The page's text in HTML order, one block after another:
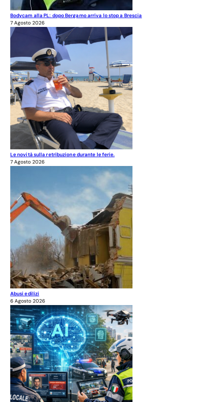
Bodycam alla PL: dopo Bergamo arriva lo stop a Brescia
7 Agosto 2026
Le novità sulla retribuzione durante le ferie.
7 Agosto 2026
Abusi edilizi
6 Agosto 2026